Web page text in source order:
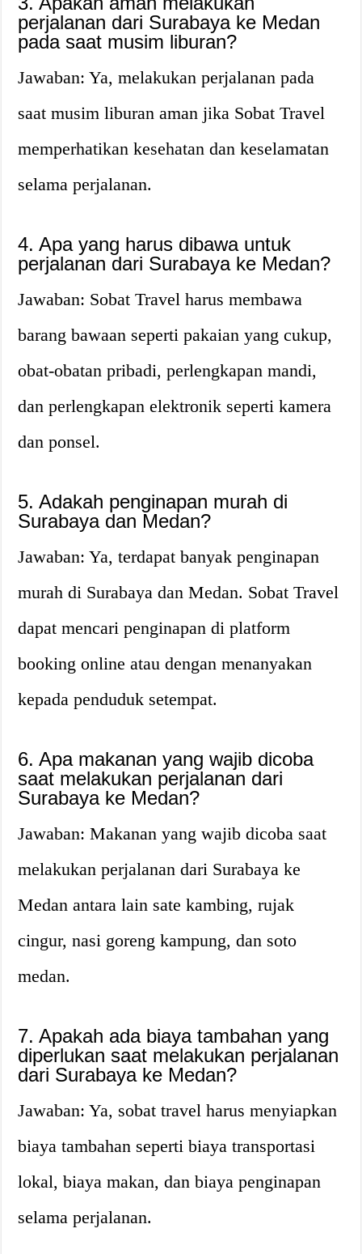
perjalanan dari Surabaya ke Medan
pada saat musim liburan?
Jawaban: Ya, melakukan perjalanan pada
saat musim liburan aman jika Sobat Travel
memperhatikan kesehatan dan keselamatan
selama perjalanan.
4. Apa yang harus dibawa untuk
perjalanan dari Surabaya ke Medan?
Jawaban: Sobat Travel harus membawa
barang bawaan seperti pakaian yang cukup,
obat-obatan pribadi, perlengkapan mandi,
dan perlengkapan elektronik seperti kamera
dan ponsel.
5. Adakah penginapan murah di
Surabaya dan Medan?
Jawaban: Ya, terdapat banyak penginapan
murah di Surabaya dan Medan. Sobat Travel
dapat mencari penginapan di platform
booking online atau dengan menanyakan
kepada penduduk setempat.
6. Apa makanan yang wajib dicoba
saat melakukan perjalanan dari
Surabaya ke Medan?
Jawaban: Makanan yang wajib dicoba saat
melakukan perjalanan dari Surabaya ke
Medan antara lain sate kambing, rujak
cingur, nasi goreng kampung, dan soto
medan.
7. Apakah ada biaya tambahan yang
diperlukan saat melakukan perjalanan
dari Surabaya ke Medan?
Jawaban: Ya, sobat travel harus menyiapkan
biaya tambahan seperti biaya transportasi
lokal, biaya makan, dan biaya penginapan
selama perjalanan.